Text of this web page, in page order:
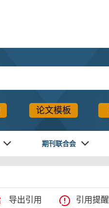
论文模板
期刊联合会
导出引用 引用提醒